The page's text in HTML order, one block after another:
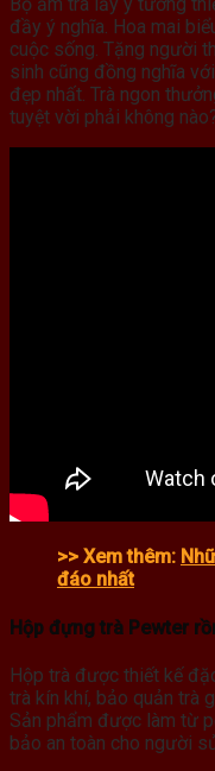
Bộ ấm trà lấy ý tưởng
đầy ý nghĩa. Hoa mai
cuộc sống. Tặng người
sinh cũng đồng nghĩa
đẹp nhất. Trà ngon
tuyệt vời phải không
>> Xem thêm:
đáo nhất
Hộp đựng trà Pewter
Hộp trà được thiết kế
trà kín khí, bảo quản trà
Sản phẩm được làm từ
bảo an toàn cho người